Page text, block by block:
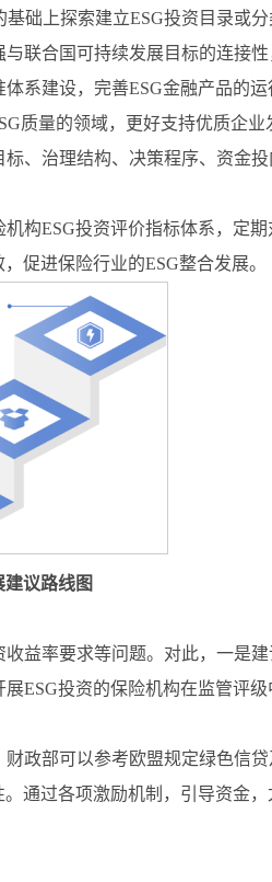
础上探索建立ESG投资目录或
联合国可持续发展目标的连接
系建设，完善ESG金融产品的运
质量的领域，更好支持优质企
、治理结构、决策程序、资金
构ESG投资评价指标体系，定
促进保险行业的ESG整合发展。
建议路线图
益率要求等问题。对此，一是
ESG投资的保险机构在监管评
政部可以参考欧盟规定绿色信
通过各项激励机制，引导资金